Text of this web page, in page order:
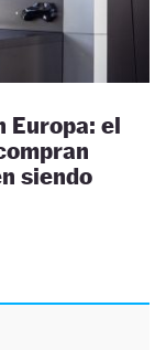
Europa: el
siendo